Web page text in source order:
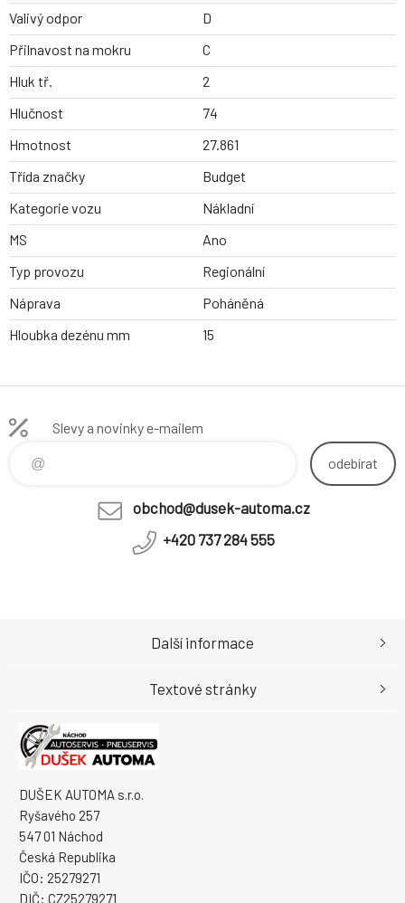
Valivý odpor
D
Přilnavost na mokru
C
Hluk tř.
2
Hlučnost
74
Hmotnost
27.861
Třída značky
Budget
Kategorie vozu
Nákladní
MS
Ano
Typ provozu
Regionální
Náprava
Poháněná
Hloubka dezénu mm
15
Slevy a novinky e-mailem
odebírat
obchod@dusek-automa.cz
+420 737 284 555
DUŠEK AUTOMA s.r.o.
Ryšavého 257
547 01 Náchod
Česká Republika
IČO: 25279271
DIČ: CZ25279271
Další informace
Textové stránky